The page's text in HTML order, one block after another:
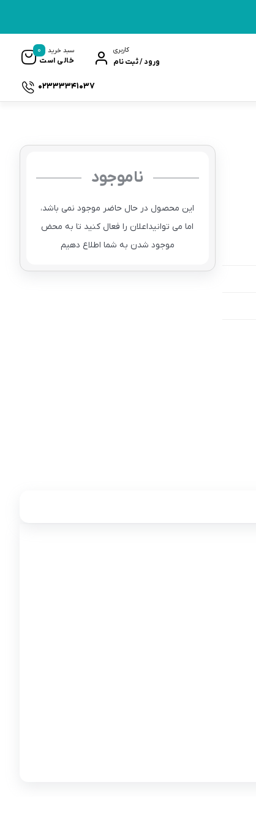
کاربری
ورود / ثبت نام
سبد خرید
خالی است
0
02333341037
ناموجود
این محصول در حال حاضر موجود نمی باشد،
اما می توانیداعلان را فعال کنید تا به محض
موجود شدن به شما اطلاع دهیم